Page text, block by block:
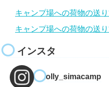
キャンプ場への荷物の送
キャンプ場への荷物の送
インスタ
molly_simacamp